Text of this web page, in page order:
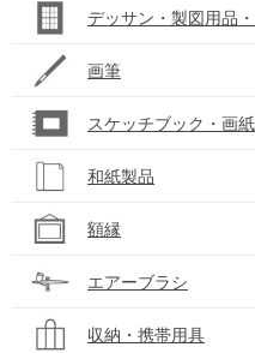
デッサン・製図用品
画筆
スケッチブック・画紙
和紙製品
額縁
エアーブラシ
収納・携帯用具